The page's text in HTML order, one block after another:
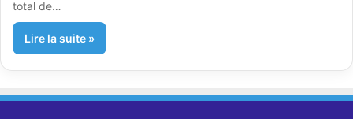
total de…
Lire la suite »